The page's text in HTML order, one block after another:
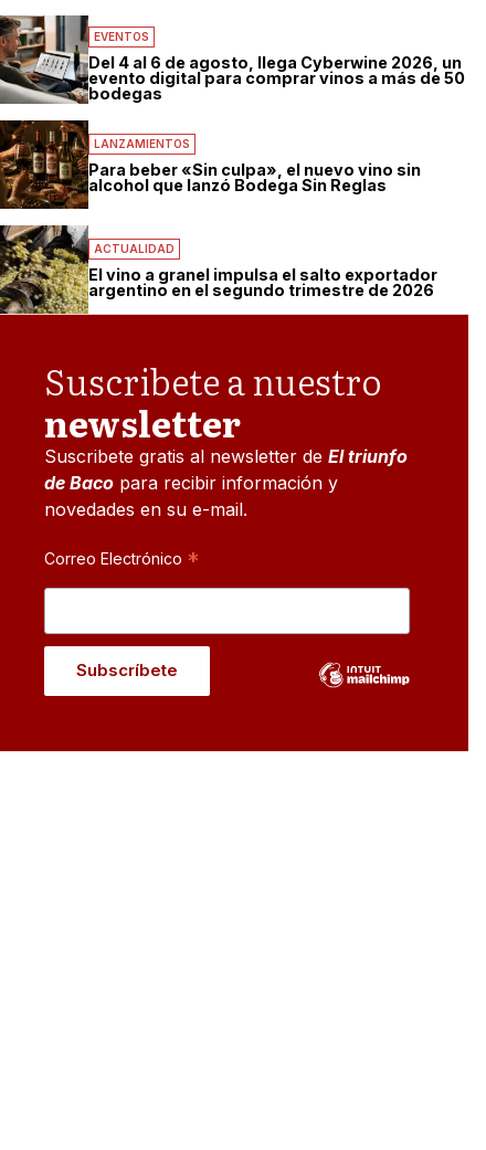
EVENTOS
Del 4 al 6 de agosto, llega Cyberwine 2026, un
evento digital para comprar vinos a más de 50
bodegas
LANZAMIENTOS
Para beber «Sin culpa», el nuevo vino sin
alcohol que lanzó Bodega Sin Reglas
ACTUALIDAD
El vino a granel impulsa el salto exportador
argentino en el segundo trimestre de 2026
Suscribete a nuestro
newsletter
Suscribete gratis al newsletter deEl triunfo
de Baco para recibir información y
novedades en su e-mail.
Correo Electrónico *